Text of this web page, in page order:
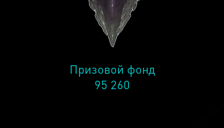
Призовой фонд
95 260